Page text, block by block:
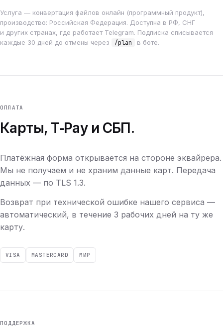
Услуга — конвертация файлов онлайн (программный продукт),
производство: Российская Федерация. Доступна в РФ, СНГ
и других странах, где работает Telegram. Подписка списывается
каждые 30 дней до отмены через
/plan в боте.
ОПЛАТА
Карты, T‑Pay и СБП.
Платёжная форма открывается на стороне эквайрера.
Мы не получаем и не храним данные карт. Передача
данных — по TLS 1.3.
Возврат при технической ошибке нашего сервиса —
автоматический, в течение 3 рабочих дней на ту же
карту.
VISA MASTERCARD МИР
ПОДДЕРЖКА